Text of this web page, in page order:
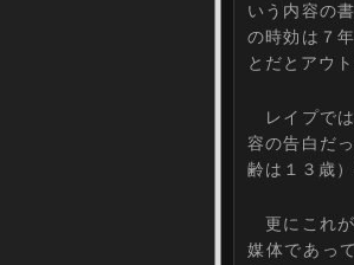
いう内容の
の時効は７
とだとアウ
レイプでは
容の告白だ
齢は１３歳
更にこれが
媒体であっ